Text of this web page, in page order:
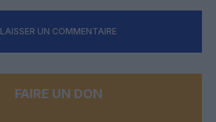
LAISSER UN COMMENTAIRE
FAIRE UN DON